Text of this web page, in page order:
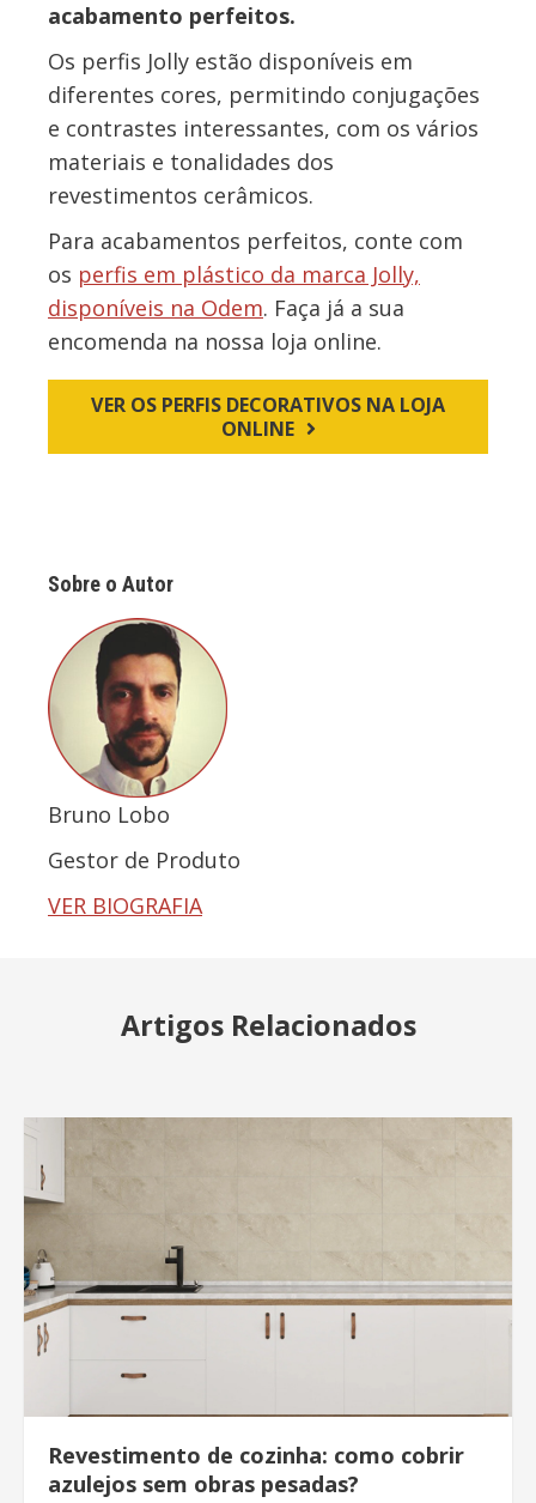
acabamento perfeitos.
Os perfis Jolly estão disponíveis em
diferentes cores, permitindo conjugações
e contrastes interessantes, com os vários
materiais e tonalidades dos
revestimentos cerâmicos.
Para acabamentos perfeitos, conte com
os perfis em plástico da marca Jolly,
disponíveis na Odem. Faça já a sua
encomenda na nossa loja online.
VER OS PERFIS DECORATIVOS NA LOJA
ONLINE
Sobre o Autor
Bruno Lobo
Gestor de Produto
VER BIOGRAFIA
Artigos Relacionados
Revestimento de cozinha: como cobrir
azulejos sem obras pesadas?